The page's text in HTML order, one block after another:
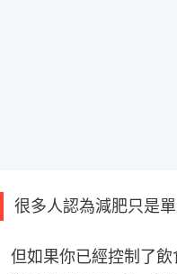
很多人認為減肥只是
但如果你已經控制了